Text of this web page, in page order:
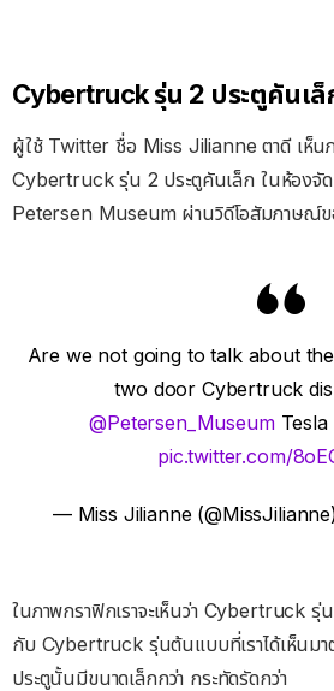
Cybertruck รุ่น 2 ประตูคันเล็
ผู้ใช้ Twitter ชื่อ Miss Jilianne ตาดี เห็น
Cybertruck รุ่น 2 ประตูคันเล็ก ในห้อง
Petersen Museum ผ่านวิดีโอสัมภาษณ์
Are we not going to talk about
two door Cybertruck
@Petersen_MuseumTesla
pic.twitter.com/
— Miss Jilianne
ในภาพกราฟิกเราจะเห็นว่า Cybertruck รุ่
กับ Cybertruck รุ่นต้นแบบที่เราได้เห็นม
ประตูนั้นมีขนาดเล็กกว่า กระทัดรัดกว่า